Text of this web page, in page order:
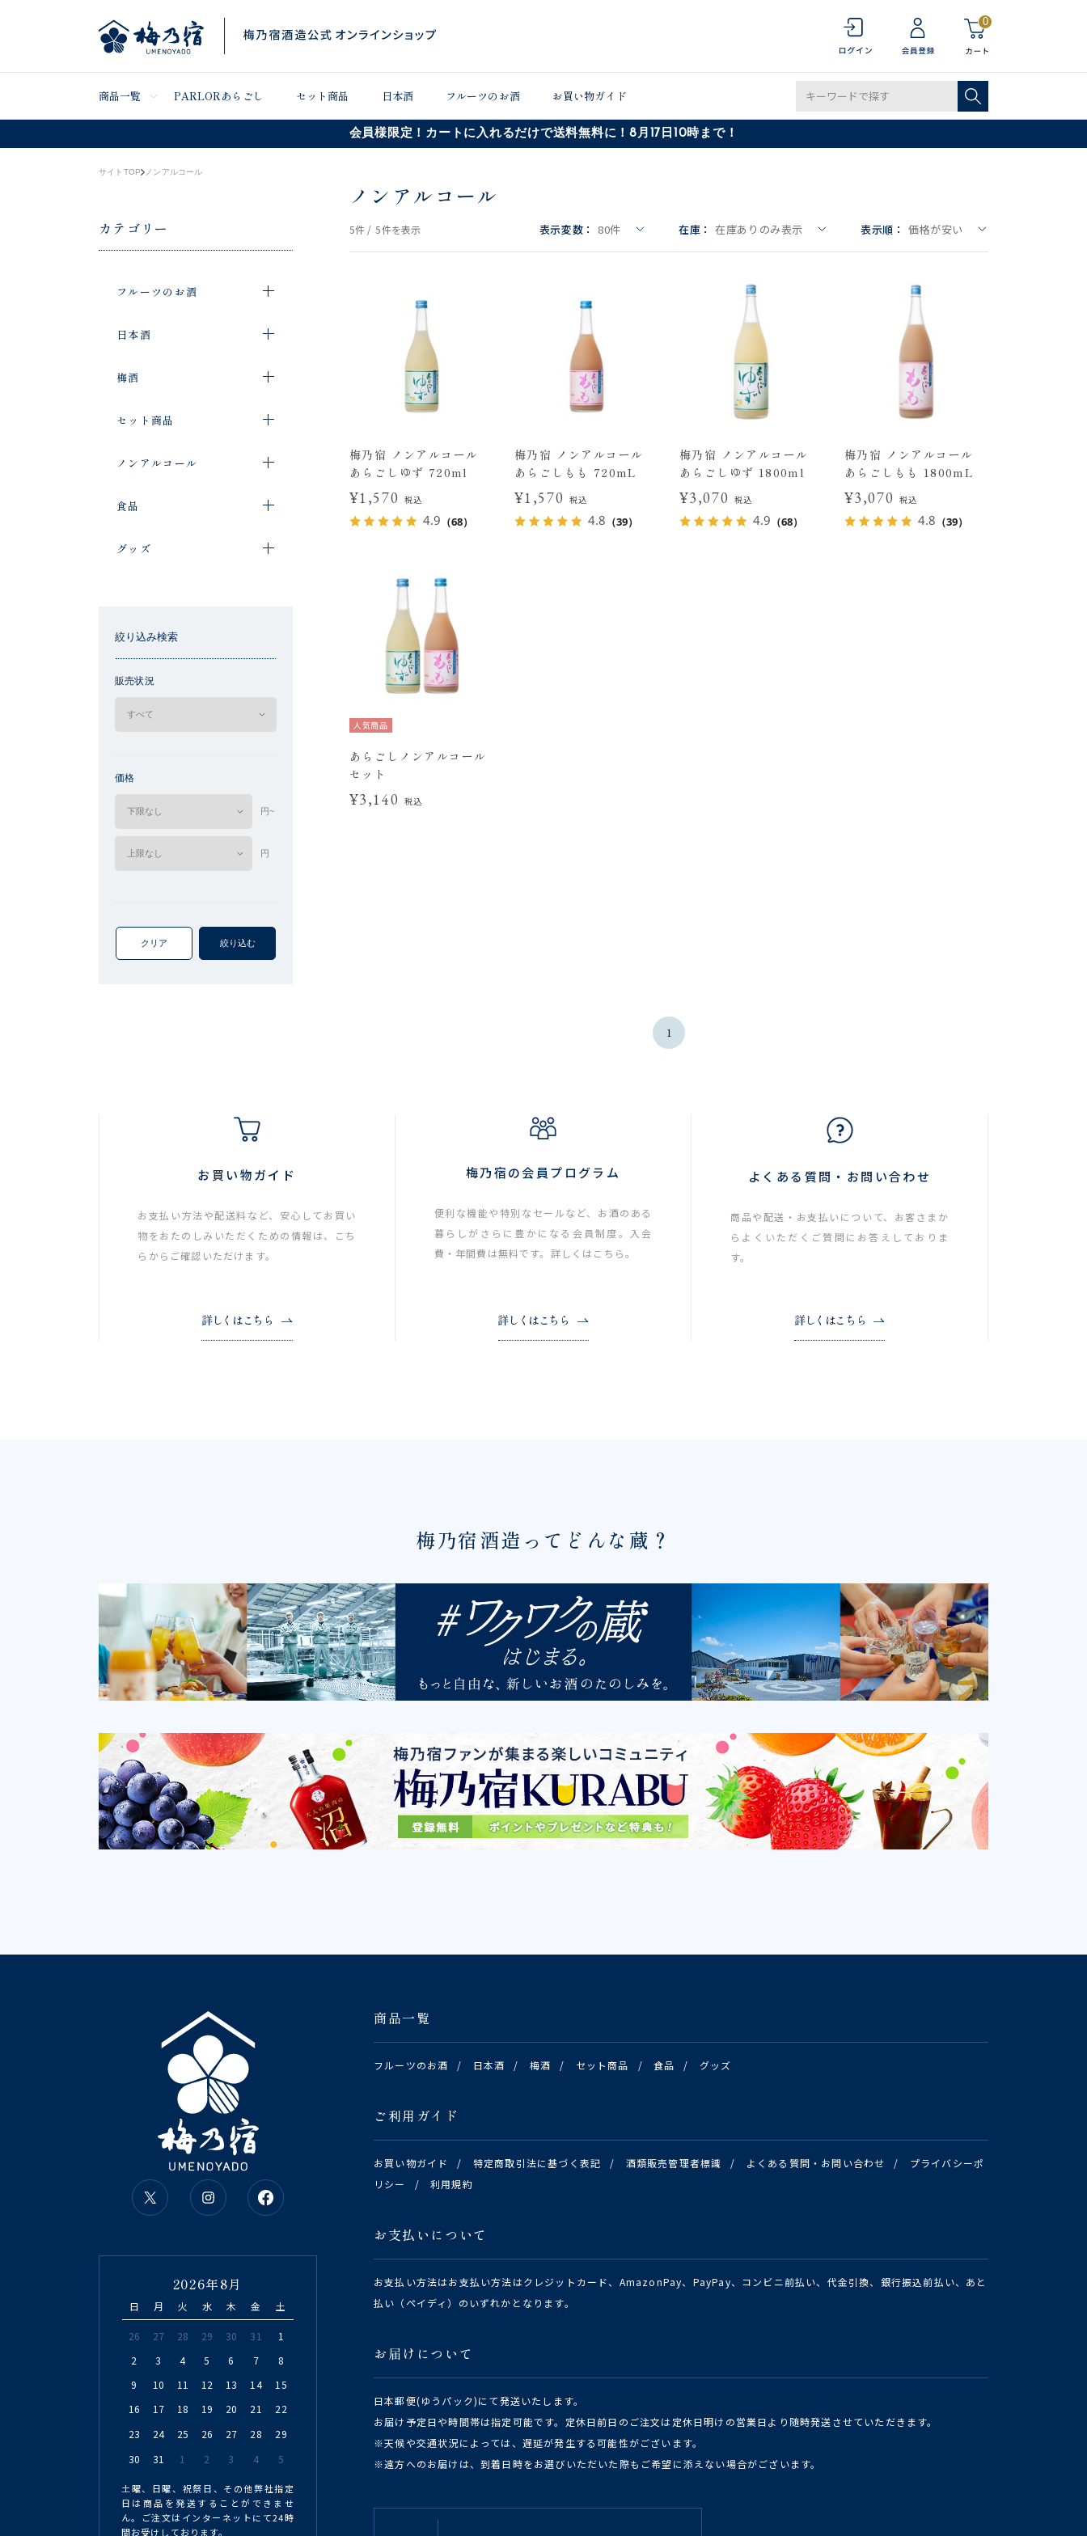
0
商品一覧 PARLORあらごし セット商品 日本酒 フルーツのお酒 お買い物ガイド
会員様限定！カートに入れるだけで送料無料に！8月17日10時まで！
サイトTOP ノンアルコール
カテゴリー
フルーツのお酒
日本酒
梅酒
セット商品
ノンアルコール
食品
グッズ
絞り込み検索
販売状況
価格
円~
円
クリア 絞り込む
ノンアルコール
5件 / 5件を表示 表示変数： 80件 在庫： 在庫ありのみ表示 表示順： 価格が安い
梅乃宿 ノンアルコール
あらごしゆず 720ml
¥1,570 税込
4.9 （68）
梅乃宿 ノンアルコール
あらごしもも 720mL
¥1,570 税込
4.8 （39）
梅乃宿 ノンアルコール
あらごしゆず 1800ml
¥3,070 税込
4.9 （68）
梅乃宿 ノンアルコール
あらごしもも 1800mL
¥3,070 税込
4.8 （39）
人気商品
あらごしノンアルコール
セット
¥3,140 税込
1
お買い物ガイド
お支払い方法や配送料など、安心してお買い
物をおたのしみいただくための情報は、こち
らからご確認いただけます。
詳しくはこちら
梅乃宿の会員プログラム
便利な機能や特別なセールなど、お酒のある
暮らしがさらに豊かになる会員制度。入会
費・年間費は無料です。詳しくはこちら。
詳しくはこちら
よくある質問・お問い合わせ
商品や配送・お支払いについて、お客さまか
らよくいただくご質問にお答えしておりま
す。
詳しくはこちら
梅乃宿酒造ってどんな蔵？
商品一覧
フルーツのお酒 / 日本酒 / 梅酒 / セット商品 / 食品 / グッズ
ご利用ガイド
お買い物ガイド / 特定商取引法に基づく表記 / 酒類販売管理者標識 / よくある質問・お問い合わせ /
プライバシーポ
リシー
/ 利用規約
お支払いについて
お支払い方法はお支払い方法はクレジットカード、AmazonPay、PayPay、コンビニ前払い、代金引換、銀行振込前払い、あと
払い（ペイディ）のいずれかとなります。
お届けについて
日本郵便(ゆうパック)にて発送いたします。
お届け予定日や時間帯は指定可能です。定休日前日のご注文は定休日明けの営業日より随時発送させていただきます。
※天候や交通状況によっては、遅延が発生する可能性がございます。
※遠方へのお届けは、到着日時をお選びいただいた際もご希望に添えない場合がございます。
2026年8月
日 月 火 水 木 金 土
26 27 28 29 30 31
1
2
3 4 5 6 7
8
9
10 11 12 13 14
15
16
17 18 19 20 21
22
23
24 25 26 27 28
29
30
31 1 2 3 4 5
土曜、日曜、祝祭日、その他弊社指定
日は商品を発送することができませ
ん。ご注文はインターネットにて24時
間お受けしております。